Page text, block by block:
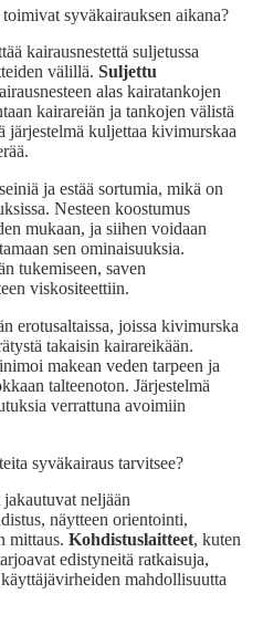
syväkairauksen aikana?
kairausnestettä suljetussa
välillä. Suljettu
alas kairatankojen
kairareiän ja tankojen välistä
järjestelmä kuljettaa kivimurskaa
ja estää sortumia, mikä on
Nesteen koostumus
mukaan, ja siihen voidaan
sen ominaisuuksia.
tukemiseen, saven
viskositeettiin.
erotusaltaissa, joissa kivimurska
takaisin kairareikään.
makean veden tarpeen ja
talteenoton. Järjestelmä
verrattuna avoimiin
syväkairaus tarvitsee?
neljään
näytteen orientointi,
mittaus. Kohdistuslaitteet, kuten
edistyneitä ratkaisuja,
mahdollisuutta